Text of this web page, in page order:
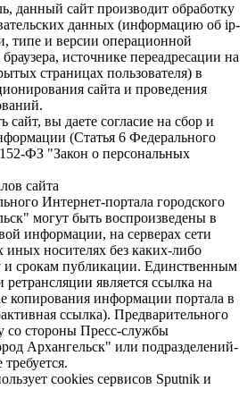
данный сайт производит обработку
данных (информацию об ip-
типе и версии операционной
источнике переадресации на
страницах пользователя) в
сайта и проведения
сайт, вы даете согласие на сбор и
(Статья 6 Федерального
ФЗ "Закон о персональных
сайта
Интернет-портала городского
могут быть воспроизведены в
информации, на серверах сети
носителях без каких-либо
и срокам публикации. Единственным
является ссылка на
копирования информации портала в
ссылка). Предварительного
со стороны Пресс-службы
Архангельск" или подразделений-
cookies сервисов Sputnik и